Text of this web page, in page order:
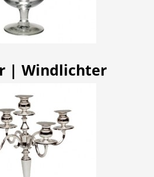
| Windlichter